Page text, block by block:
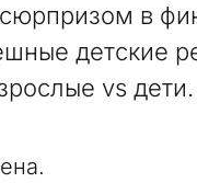
в
детские
vs дети.